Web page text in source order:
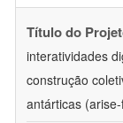
Título do
interatividades
construção
antárticas